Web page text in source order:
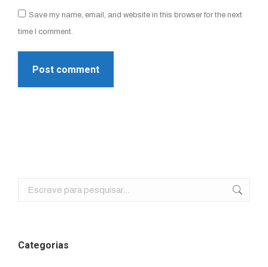
Save my name, email, and website in this browser for the next
time I comment.
Post comment
Search:
Categorias